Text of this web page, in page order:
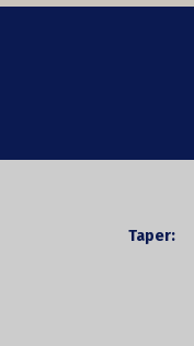
Taper: